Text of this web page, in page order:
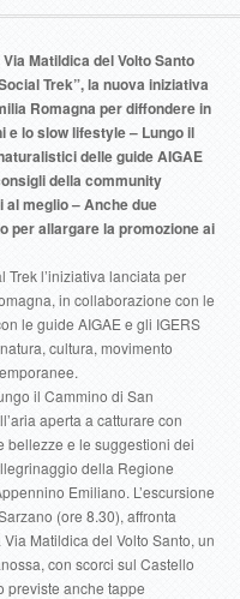
Matildica del Volto Santo
Trek”, la nuova iniziativa
Romagna per diffondere in
lo slow lifestyle – Lungo il
delle guide AIGAE
della community
meglio – Anche due
per allargare la promozione ai
Trek l’iniziativa lanciata per
in collaborazione con le
le guide AIGAE e gli IGERS
cultura, movimento
il Cammino di San
aperta a catturare con
bellezze e le suggestioni dei
della Regione
Emiliano. L’escursione
(ore 8.30), affronta
Matildica del Volto Santo, un
con scorci sul Castello
previste anche tappe